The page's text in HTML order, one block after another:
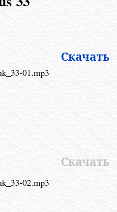
Скачать
01.mp3
Скачать
02.mp3